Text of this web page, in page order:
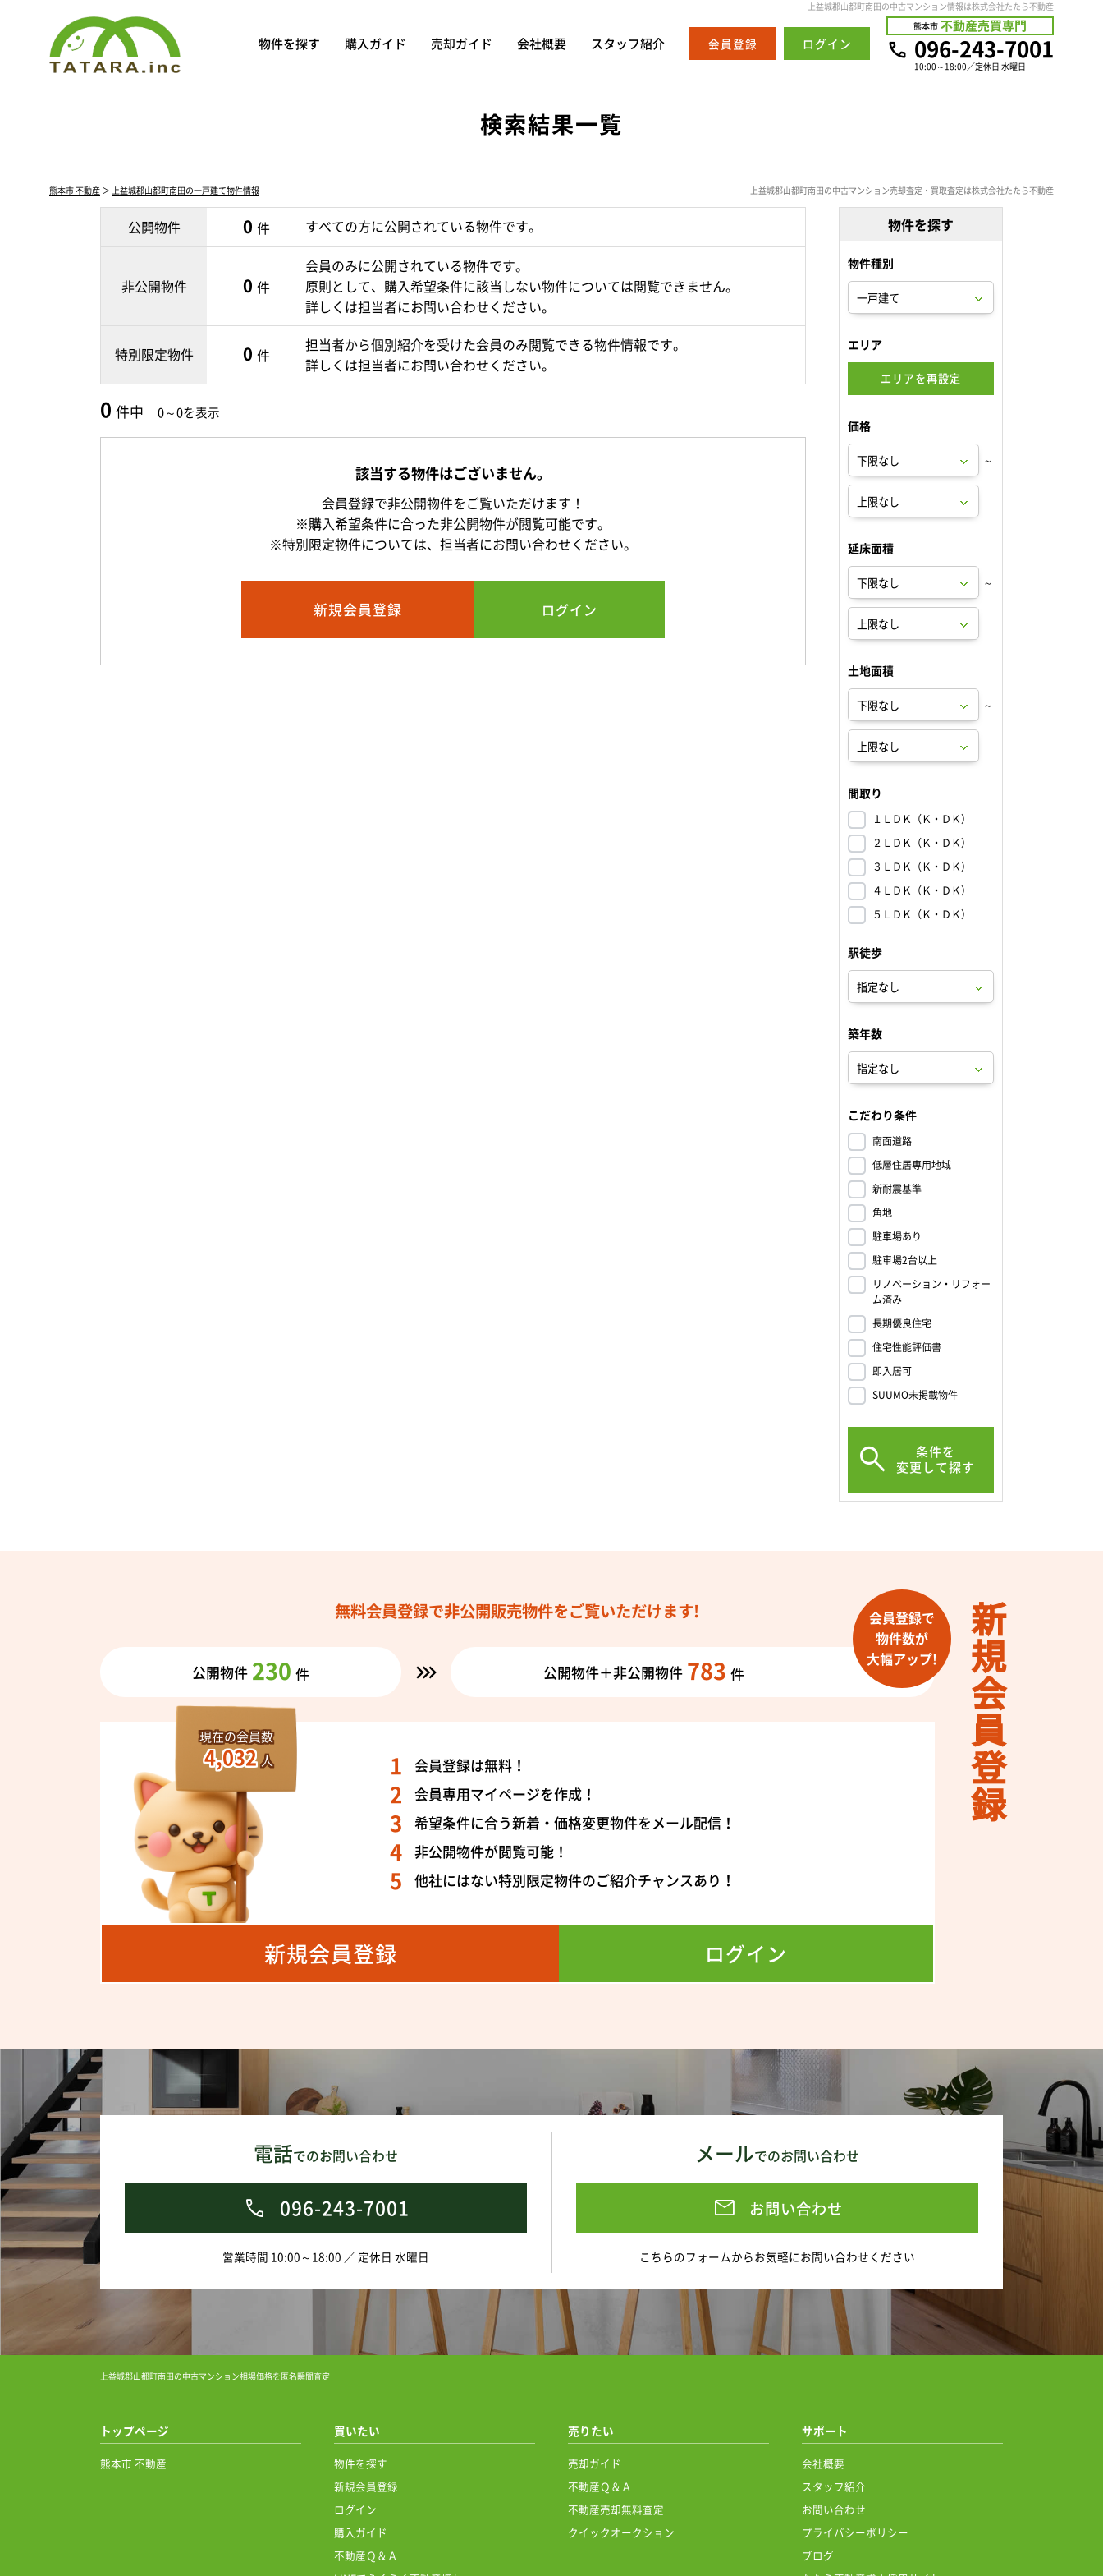
上益城郡山都町南田の中古マンション情報は株式会社たたら不動産
物件を探す 購入ガイド 売却ガイド 会社概要 スタッフ紹介 会員登録 ログイン
熊本市 不動産売買専門
10:00～18:00／定休日 水曜日
096-243-7001
検索結果一覧
熊本市 不動産 ＞ 上益城郡山都町南田の一戸建て物件情報 上益城郡山都町南田の中古マンション売却査定・買取査定は株式会社たたら不動産
公開物件 0 件 すべての方に公開されている物件です。
非公開物件 0 件
会員のみに公開されている物件です。
原則として、購入希望条件に該当しない物件については閲覧できません。
詳しくは担当者にお問い合わせください。
特別限定物件 0 件
担当者から個別紹介を受けた会員のみ閲覧できる物件情報です。
詳しくは担当者にお問い合わせください。
0 件中 0～0を表示
該当する物件はございません。
会員登録で非公開物件をご覧いただけます！
※購入希望条件に合った非公開物件が閲覧可能です。
※特別限定物件については、担当者にお問い合わせください。
新規会員登録 ログイン
物件を探す
物件種別
エリア
エリアを再設定
価格
～
延床面積
～
土地面積
～
間取り
１ＬＤＫ（Ｋ・ＤＫ）
２ＬＤＫ（Ｋ・ＤＫ）
３ＬＤＫ（Ｋ・ＤＫ）
４ＬＤＫ（Ｋ・ＤＫ）
５ＬＤＫ（Ｋ・ＤＫ）
駅徒歩
築年数
こだわり条件
南面道路
低層住居専用地域
新耐震基準
角地
駐車場あり
駐車場2台以上
リノベーション・リフォー
ム済み
長期優良住宅
住宅性能評価書
即入居可
SUUMO未掲載物件
条件を
変更して探す
新規会員登録
無料会員登録で非公開販売物件をご覧いただけます!
公開物件 230 件 公開物件＋非公開物件 783 件
会員登録で
物件数が
大幅アップ!
現在の会員数
4,032 人
会員登録は無料！
会員専用マイページを作成！
希望条件に合う新着・価格変更物件をメール配信！
非公開物件が閲覧可能！
他社にはない特別限定物件のご紹介チャンスあり！
新規会員登録 ログイン
電話でのお問い合わせ
096-243-7001
営業時間 10:00～18:00 ／ 定休日 水曜日
メールでのお問い合わせ
お問い合わせ
こちらのフォームからお気軽にお問い合わせください
上益城郡山都町南田の中古マンション相場価格を匿名瞬間査定
トップページ
熊本市 不動産
買いたい
物件を探す
新規会員登録
ログイン
購入ガイド
不動産Ｑ＆Ａ
売りたい
売却ガイド
不動産Ｑ＆Ａ
不動産売却無料査定
クイックオークション
サポート
会社概要
スタッフ紹介
お問い合わせ
プライバシーポリシー
ブログ